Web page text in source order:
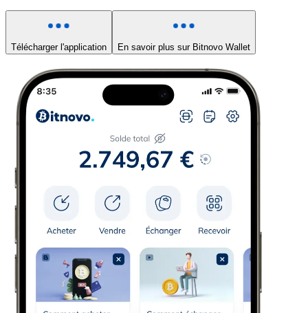
Télécharger l'application En savoir plus sur Bitnovo Wallet